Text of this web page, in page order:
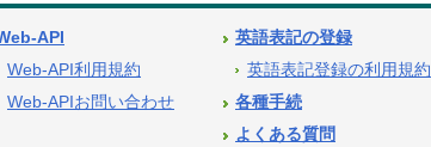
API
Web-API利用規約
Web-APIお問い合わせ
英語表記の登録
英語表記登録の利用規約
各種手続
よくある質問